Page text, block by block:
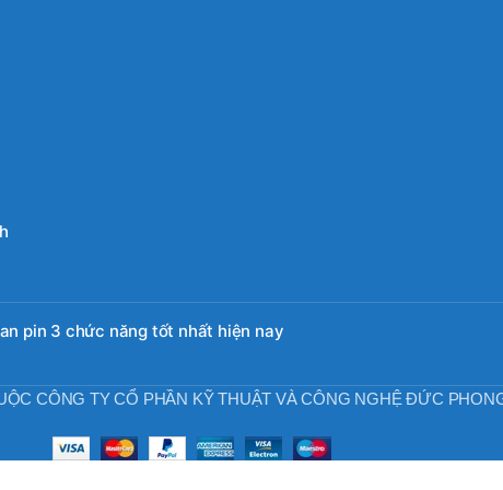
pin 3 chức năng tốt nhất hiện nay
CÔNG TY CỔ PHẦN KỸ THUẬT VÀ CÔNG NGHỆ ĐỨC